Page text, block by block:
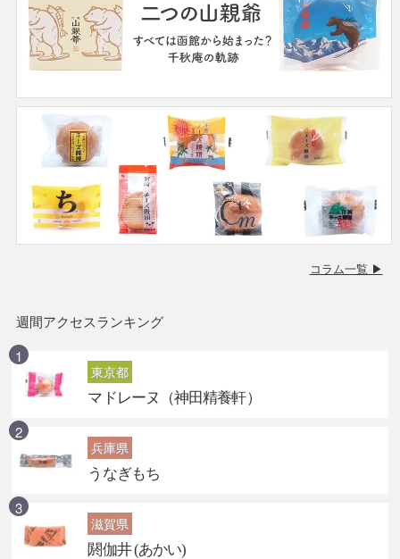
コラム一覧 ▶
週間アクセスランキング
東京都
マドレーヌ（神田精養軒）
兵庫県
うなぎもち
滋賀県
閼伽井 (あかい)